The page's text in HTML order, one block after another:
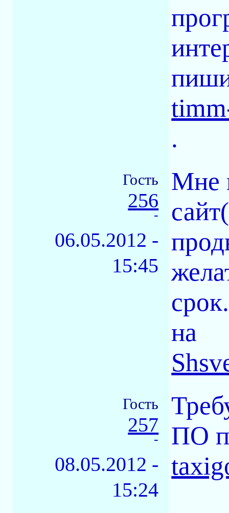
.
Гость
256
-
06.05.2012 -
15:45
Мне
на
Гость
257
-
08.05.2012 -
15:24
ПО